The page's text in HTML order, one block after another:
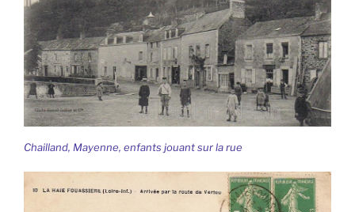
Chailland, Mayenne, enfants jouant sur la rue